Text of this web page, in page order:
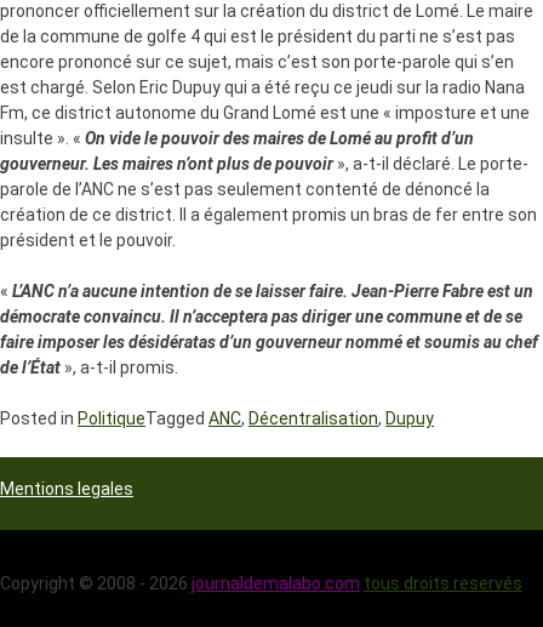
prononcer officiellement sur la création du district de Lomé. Le maire
de la commune de golfe 4 qui est le président du parti ne s’est pas
encore prononcé sur ce sujet, mais c’est son porte-parole qui s’en
est chargé. Selon Eric Dupuy qui a été reçu ce jeudi sur la radio Nana
Fm, ce district autonome du Grand Lomé est une « imposture et une
insulte ». « On vide le pouvoir des maires de Lomé au profit d’un
gouverneur. Les maires n’ont plus de pouvoir», a-t-il déclaré. Le porte-
parole de l’ANC ne s’est pas seulement contenté de dénoncé la
création de ce district. Il a également promis un bras de fer entre son
président et le pouvoir.
« L’ANC n’a aucune intention de se laisser faire. Jean-Pierre Fabre est un
démocrate convaincu. Il n’acceptera pas diriger une commune et de se
faire imposer les désidératas d’un gouverneur nommé et soumis au chef
de l’État », a-t-il promis.
Posted in PolitiqueTagged ANC, Décentralisation, Dupuy
Mentions legales
Copyright © 2008 - 2026 journaldemalabo.com tous droits reservés